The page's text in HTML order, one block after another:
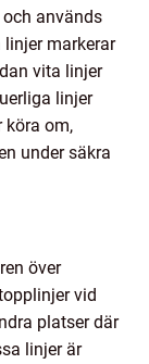
används
markerar
vita linjer
linjer
köra om,
under säkra
över
vid
platser där
linjer är